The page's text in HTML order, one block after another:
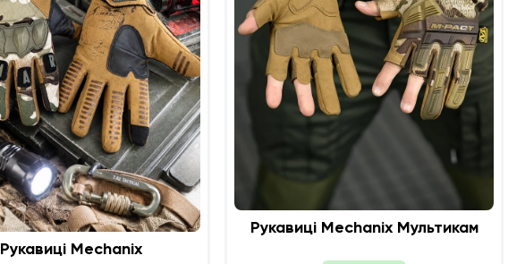
Рукавиці Mechanix
Рукавиці Mechanix Мультикам